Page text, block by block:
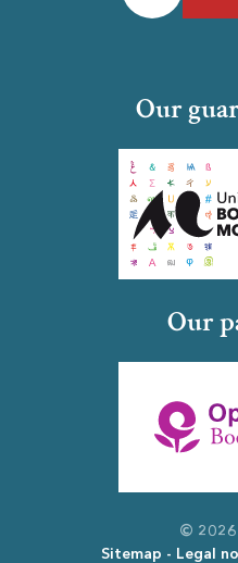
Our
Our
© 2026
Sitemap
Legal